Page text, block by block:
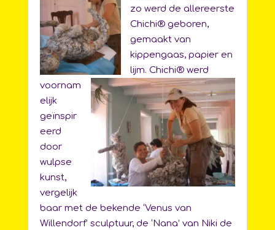
zo werd de allereerste
Chichi® geboren,
gemaakt van
kippengaas, papier en
lijm. Chichi® werd
voornam
elijk
geïnspir
eerd
door
wulpse
kunst,
vergelijk
baar met de bekende ‘Venus van
Willendorf’ sculptuur, de ‘Nana’ van Niki de